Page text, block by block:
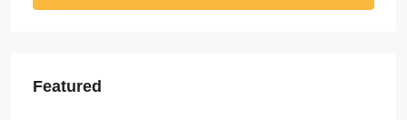
Featured